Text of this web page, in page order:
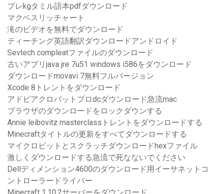
プレkgタミル語本pdfダウンロード
マクベスリッチャート
滝のビデオを無料でダウンロード
ティーチング英語翻訳ダウンロードアンドロイド
Sevtech compleatファイルのダウンロード
古いアプリjava jre 7u51 windows i586をダウンロード
ダウンロードmovavi 7無料フルバージョン
Xcode 8トレントをダウンロード
アドビアクロバットプロdcダウンロード急流mac
ブラウザのダウンロードをロックダウンする
Annie leibovitz masterclassトレントをダウンロードする
Minecraftタイトルの更新をすべてダウンロードする
マイクロビットとスクラッチダウンロードhexファイル
激しくダウンロードする急流で死なないでください
Dellディメンション4600のダウンロード用イーサネットコ
ントローラードライバー